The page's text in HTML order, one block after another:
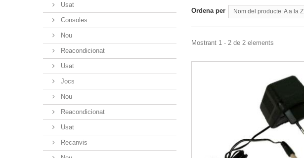
Usat
Consoles
Nou
Reacondicionat
Usat
Jocs
Nou
Reacondicionat
Usat
Recanvis
Ordena per Nom del producte: A a la Z
Mostrant 1 - 2 de 2 elements